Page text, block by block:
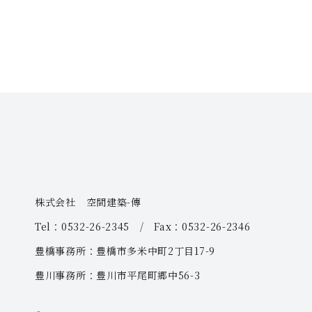
株式会社 空間建築-傳
Tel：0532-26-2345 / Fax：0532-26-2346
豊橋事務所：豊橋市多米中町2丁目17-9
豊川事務所：豊川市平尾町郷中56-3